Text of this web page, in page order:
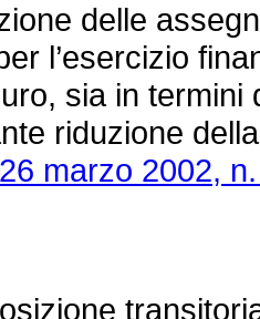
delle
l’esercizio
sia in
riduzione
marzo 2002,